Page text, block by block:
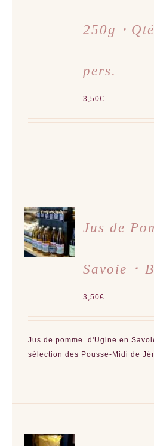
250g・
pers.
3,50€
AJOUTER
AU
PANIER
/
DÉTAILS
Jus de
Savoie ･
3,50€
Jus de pomme d'Ugine en
sélection des Pousse-Midi de
AJOUTER